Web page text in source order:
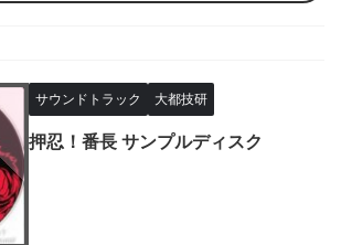
サウンドトラック 大都技研
押忍！番長 サンプルディスク